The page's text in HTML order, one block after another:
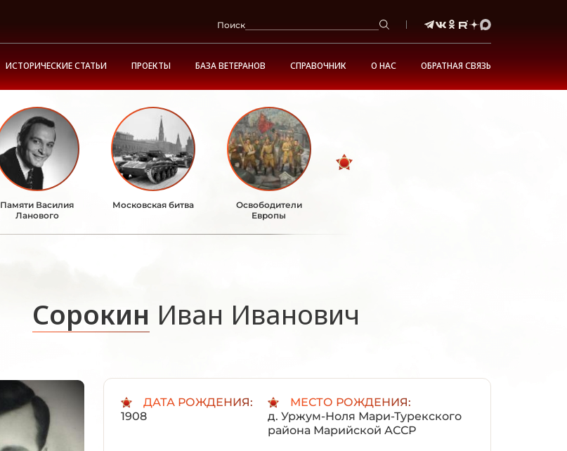
Поиск
ИСТОРИЧЕСКИЕ СТАТЬИ ПРОЕКТЫ БАЗА ВЕТЕРАНОВ СПРАВОЧНИК О НАС ОБРАТНАЯ СВЯЗЬ
Памяти Василия
Ланового
Московская битва
Освободители
Европы
Сорокин Иван Иванович
ДАТА РОЖДЕНИЯ:
1908
МЕСТО РОЖДЕНИЯ:
д. Уржум-Ноля Мари-Турекского
района Марийской АССР